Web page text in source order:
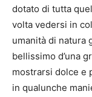
dotato di tutta
volta vedersi in
umanità di natura
bellissimo d’una
mostrarsi dolce e
in qualunche